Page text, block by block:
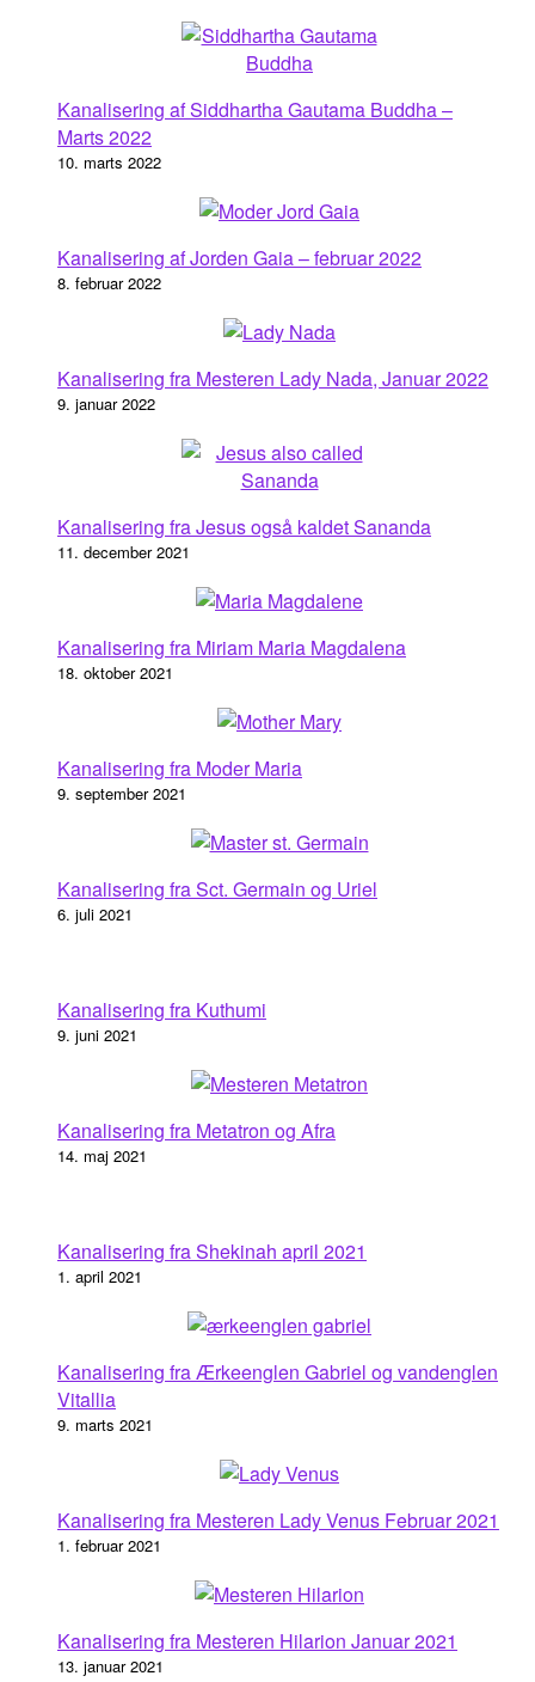
Kanalisering af Siddhartha Gautama Buddha –
Marts 2022
10. marts 2022
Kanalisering af Jorden Gaia – februar 2022
8. februar 2022
Kanalisering fra Mesteren Lady Nada, Januar 2022
9. januar 2022
Kanalisering fra Jesus også kaldet Sananda
11. december 2021
Kanalisering fra Miriam Maria Magdalena
18. oktober 2021
Kanalisering fra Moder Maria
9. september 2021
Kanalisering fra Sct. Germain og Uriel
6. juli 2021
Kanalisering fra Kuthumi
9. juni 2021
Kanalisering fra Metatron og Afra
14. maj 2021
Kanalisering fra Shekinah april 2021
1. april 2021
Kanalisering fra Ærkeenglen Gabriel og vandenglen
Vitallia
9. marts 2021
Kanalisering fra Mesteren Lady Venus Februar 2021
1. februar 2021
Kanalisering fra Mesteren Hilarion Januar 2021
13. januar 2021